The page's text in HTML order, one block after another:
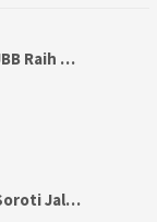
Raih …
Jal…